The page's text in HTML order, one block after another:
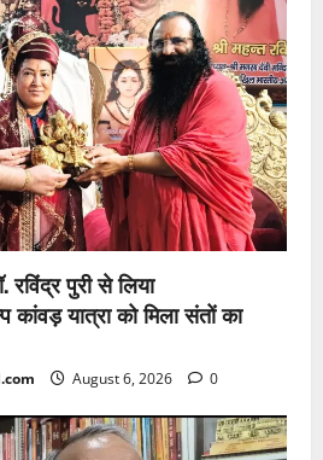
रविंद्र पुरी से लिया
यात्रा को मिला संतों का
August 6, 2026 0